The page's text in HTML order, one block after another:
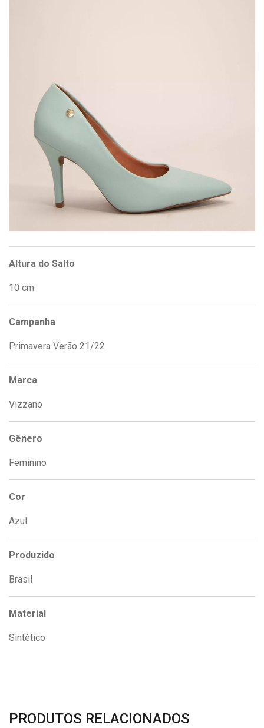
Altura do Salto
10 cm
Campanha
Primavera Verão 21/22
Marca
Vizzano
Gênero
Feminino
Cor
Azul
Produzido
Brasil
Material
Sintético
PRODUTOS RELACIONADOS